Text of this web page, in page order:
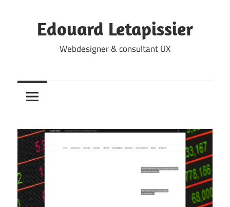
contentEdouard Letapissier
Webdesigner & consultant UX